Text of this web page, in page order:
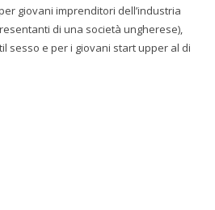
giovani imprenditori dell’industria
di una società ungherese),
sesso e per i giovani start upper al di